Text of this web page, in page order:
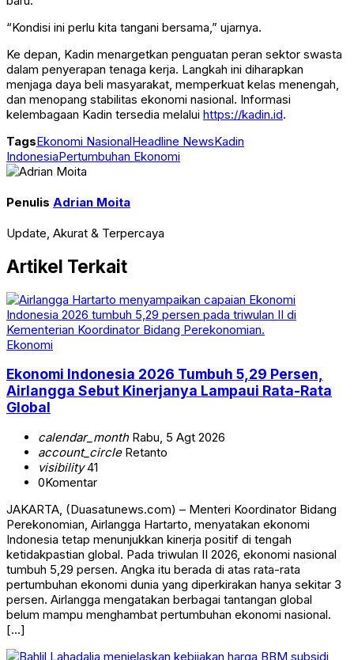
“Kondisi ini perlu kita tangani bersama,” ujarnya.
Ke depan, Kadin menargetkan penguatan peran sektor swasta
dalam penyerapan tenaga kerja. Langkah ini diharapkan
menjaga daya beli masyarakat, memperkuat kelas menengah,
dan menopang stabilitas ekonomi nasional. Informasi
kelembagaan Kadin tersedia melalui https://kadin.id.
TagsEkonomi NasionalHeadline NewsKadin
IndonesiaPertumbuhan Ekonomi
Penulis Adrian Moita
Update, Akurat & Terpercaya
Artikel Terkait
Ekonomi
Ekonomi Indonesia 2026 Tumbuh 5,29 Persen,
Airlangga Sebut Kinerjanya Lampaui Rata-Rata
Global
calendar_monthRabu, 5 Agt 2026
account_circleRetanto
visibility41
0Komentar
JAKARTA, (Duasatunews.com) – Menteri Koordinator Bidang
Perekonomian, Airlangga Hartarto, menyatakan ekonomi
Indonesia tetap menunjukkan kinerja positif di tengah
ketidakpastian global. Pada triwulan II 2026, ekonomi nasional
tumbuh 5,29 persen. Angka itu berada di atas rata-rata
pertumbuhan ekonomi dunia yang diperkirakan hanya sekitar 3
persen. Airlangga mengatakan berbagai tantangan global
belum mampu menghambat pertumbuhan ekonomi nasional.
[…]